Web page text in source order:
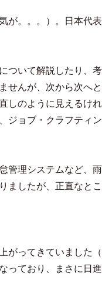
。。。）。日本代
いて解説したり、
んが、次から次へ
のように見えるけ
ョブ・クラフティ
理システムなど、
したが、正直なと
ってきていました
ており、まさに日